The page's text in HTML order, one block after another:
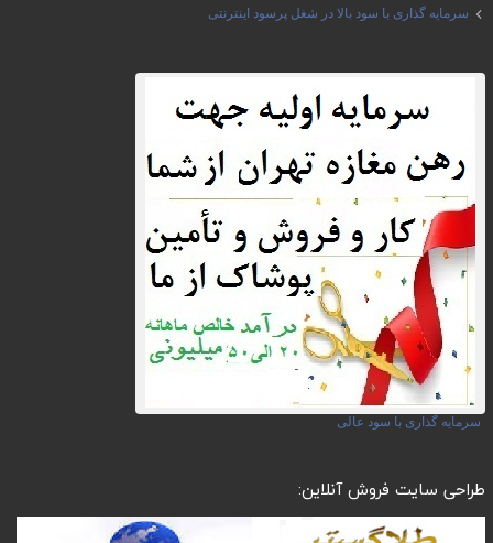
سرمایه گذاری با سود بالا در شغل پرسود اینترنتی
سرمایه گذاری با سود عالی
طراحی سایت فروش آنلاین: